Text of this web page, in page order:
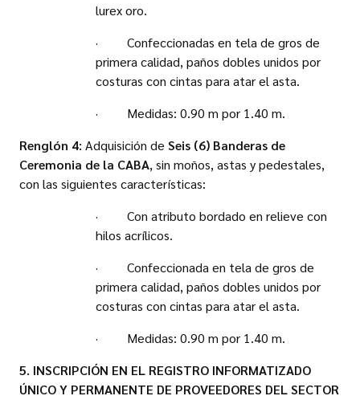
lurex oro.
· Confeccionadas en tela de gros de
primera calidad, paños dobles unidos por
costuras con cintas para atar el asta.
· Medidas: 0.90 m por 1.40 m.
Renglón 4: Adquisición de Seis (6) Banderas de
Ceremonia de la CABA, sin moños, astas y pedestales,
con las siguientes características:
· Con atributo bordado en relieve con
hilos acrílicos.
· Confeccionada en tela de gros de
primera calidad, paños dobles unidos por
costuras con cintas para atar el asta.
· Medidas: 0.90 m por 1.40 m.
5. INSCRIPCIÓN EN EL REGISTRO INFORMATIZADO
ÚNICO Y PERMANENTE DE PROVEEDORES DEL SECTOR